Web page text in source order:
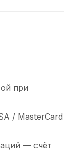
при
/ MasterCard
— счёт